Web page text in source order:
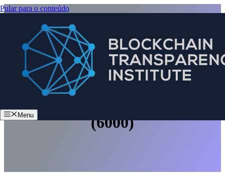
Pular para o conteúdo
Menu
(6000)